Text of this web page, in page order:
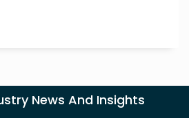
News And Insights